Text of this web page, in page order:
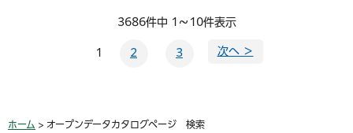
3686件中 1～10件表示
1 2 3 次へ ＞
ホーム > オープンデータカタログページ 検索